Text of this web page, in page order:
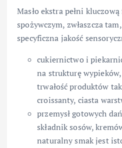
Masło ekstra pełni
spożywczym, zwłaszcza
specyficzna jakość
cukiernictwo i
na strukturę
trwałość produktów
croissanty, ciasta
przemysł gotowych
składnik sosów,
naturalny smak jest